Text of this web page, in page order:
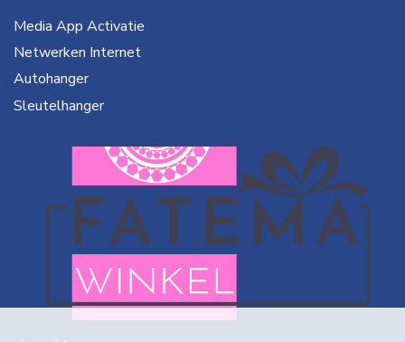
Media App Activatie
Netwerken Internet
Autohanger
Sleutelhanger